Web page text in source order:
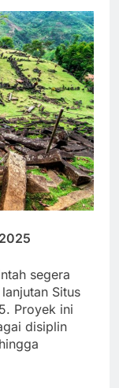
segera
Situs
Proyek ini
disiplin